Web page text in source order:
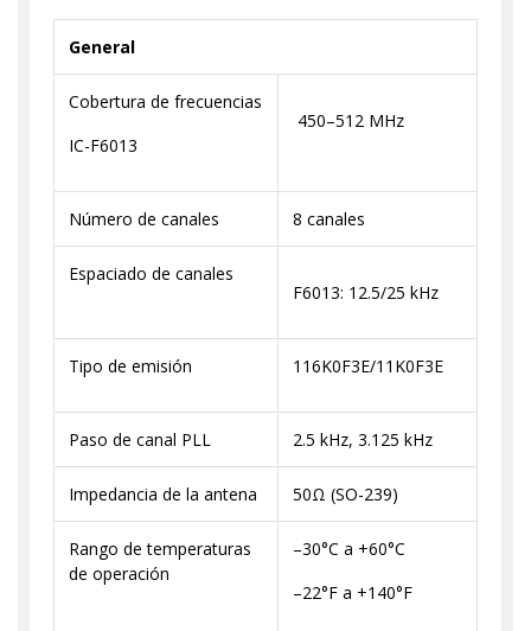
General
Cobertura de frecuencias
IC-F6013
450–512 MHz
Número de canales 8 canales
Espaciado de canales
F6013: 12.5/25 kHz
Tipo de emisión 116K0F3E/11K0F3E
Paso de canal PLL 2.5 kHz, 3.125 kHz
Impedancia de la antena 50Ω (SO-239)
Rango de temperaturas
de operación
–30°C a +60°C
–22°F a +140°F